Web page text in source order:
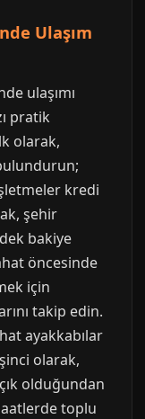
Ulaşım
ulaşımı
pratik
olarak,
kredi
şehir
bakiye
öncesinde
için
takip edin.
ayakkabılar
olarak,
olduğundan
toplu